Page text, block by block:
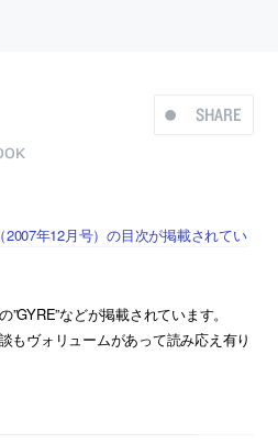
SHARE
年12月号）の目次が掲載されてい
”GYRE”などが掲載されています。
もヴォリュームがあって読み応え有り